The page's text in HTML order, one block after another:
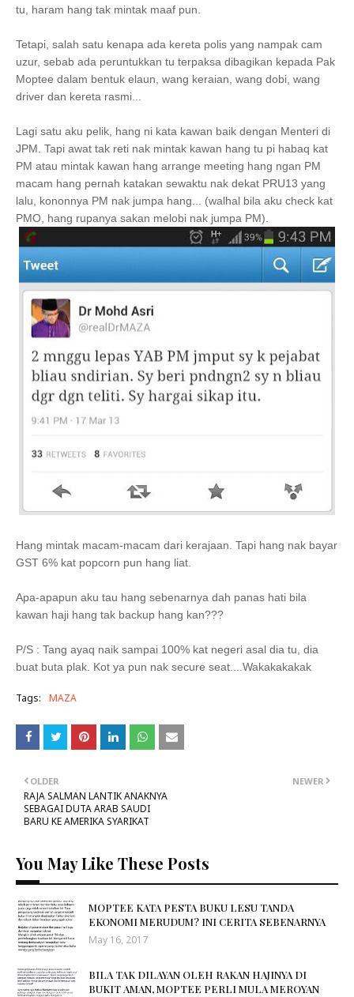
tu, haram hang tak mintak maaf pun.
Tetapi, salah satu kenapa ada kereta polis yang nampak cam
uzur, sebab ada peruntukkan tu terpaksa dibagikan kepada Pak
Moptee dalam bentuk elaun, wang keraian, wang dobi, wang
driver dan kereta rasmi...
Lagi satu aku pelik, hang ni kata kawan baik dengan Menteri di
JPM. Tapi awat tak reti nak mintak kawan hang tu pi habaq kat
PM atau mintak kawan hang arrange meeting hang ngan PM
macam hang pernah katakan sewaktu nak dekat PRU13 yang
lalu, kononnya PM nak jumpa hang... (walhal bila aku check kat
PMO, hang rupanya sakan melobi nak jumpa PM).
Hang mintak macam-macam dari kerajaan. Tapi hang nak bayar
GST 6% kat popcorn pun hang liat.
Apa-apapun aku tau hang sebenarnya dah panas hati bila
kawan haji hang tak backup hang kan???
P/S : Tang ayaq naik sampai 100% kat negeri asal dia tu, dia
buat buta plak. Kot ya pun nak secure seat....Wakakakakak
Tags: MAZA
NEWER
OLDER
RAJA SALMAN LANTIK ANAKNYA
SEBAGAI DUTA ARAB SAUDI
BARU KE AMERIKA SYARIKAT
You May Like These Posts
MOPTEE KATA PESTA BUKU LESU TANDA
EKONOMI MERUDUM? INI CERITA SEBENARNYA
May 16, 2017
BILA TAK DILAYAN OLEH RAKAN HAJINYA DI
BUKIT AMAN, MOPTEE PERLI MULA MEROYAN